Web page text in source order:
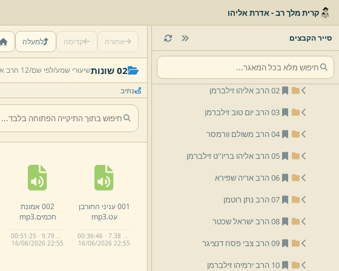
קרית מלך רב - אדרת אליהו
סייר הקבצים
לפי נושא
01 הרב יצחק שלמה זילברמן
02 הרב אליהו זילברמן
03 הרב יום טוב זילברמן
04 הרב משולם וורמסר
05 הרב אליהו בריו''ט זילברמן
06 הרב אריה שפירא
07 הרב נתן רוטמן
08 הרב ישראל שכטר
09 הרב צבי פסח דנציגר
10 הרב ירמיהו זילברמן
אחורה קדימה למעלה
02 שונות שיעורי שמע/לפי שם/12 הרב אברהם ציטרין/
נתיב
001 עניני החורבן
עט.mp3
00:36:46 · 7.38 MB
16/06/2026 22:55
002 אמונת
חכמים.mp3
00:51:25 · 9.79 MB
16/06/2026 22:55